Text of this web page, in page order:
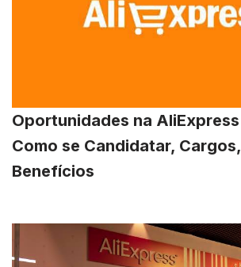
Oportunidades na
Como se Candidatar,
Benefícios